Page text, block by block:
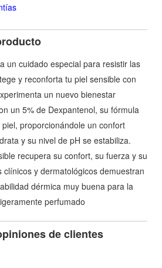
un cuidado especial para resistir las
y reconforta tu piel sensible con
un nuevo bienestar
un 5% de Dexpantenol, su fórmula
proporcionándole un confort
y su nivel de pH se estabiliza.
recupera su confort, su fuerza y su
clínicos y dermatológicos demuestran
dérmica muy buena para la
perfumado
de clientes